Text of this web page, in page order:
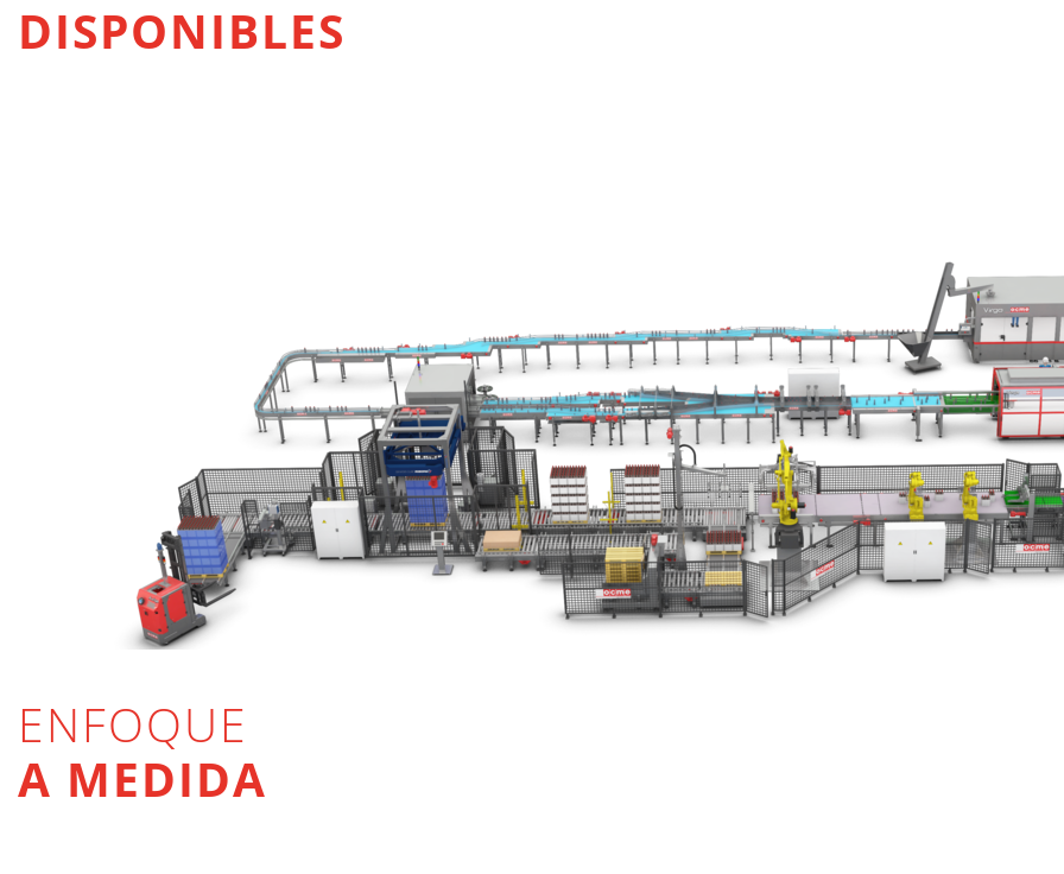
DISPONIBLES
ENFOQUE
A MEDIDA